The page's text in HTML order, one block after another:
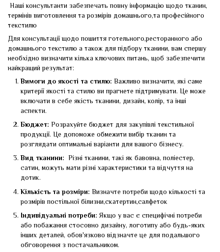
Наші консультанти забезпечать повну інформацію щодо тканин,
термінів виготовлення та розмірів домашнього,та професійного
текстилю
Для консультації щодо пошиття готельного,ресторанного або
домашнього текстилю а також для підбору тканини, вам спершу
необхідно визначити кілька ключових питань, щоб забезпечити
найкращий результат:
Вимоги до якості та стилю: Важливо визначити, які саме
критерії якості та стилю ви прагнете підтримувати. Це може
включати в себе якість тканини, дизайн, колір, та інші
аспекти.
Бюджет: Розрахуйте бюджет для закупівлі текстильної
продукції. Це допоможе обмежити вибір тканин та
розглядати оптимальні варіанти для вашого бізнесу.
Вид тканини: Різні тканини, такі як бавовна, поліестер,
сатин, можуть мати різні характеристики та відчуття на
дотик.
Кількість та розміри: Визначте потреби щодо кількості та
розмірів постільної білизни,скатертин,салфеток
Індивідуальні потреби: Якщо у вас є специфічні потреби
або побажання стосовно дизайну, логотипу або будь-яких
інших деталей, обов'язково відзначте це для подальшого
обговорення з постачальником.